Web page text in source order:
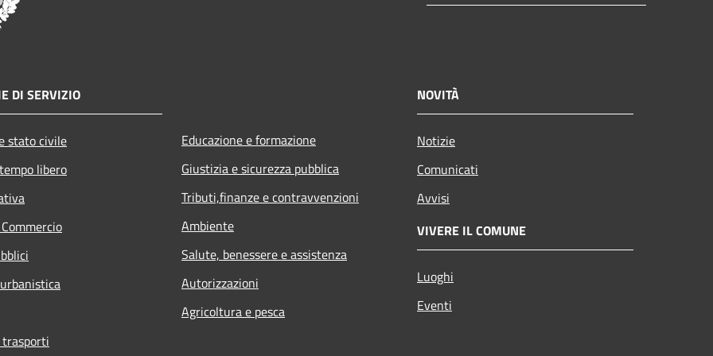
DI SERVIZIO
stato civile
libero
Educazione e formazione
Giustizia e sicurezza pubblica
Tributi,finanze e contravvenzioni
Ambiente
Salute, benessere e assistenza
Autorizzazioni
Agricoltura e pesca
NOVITÀ
Notizie
Comunicati
Avvisi
VIVERE IL COMUNE
Luoghi
Eventi